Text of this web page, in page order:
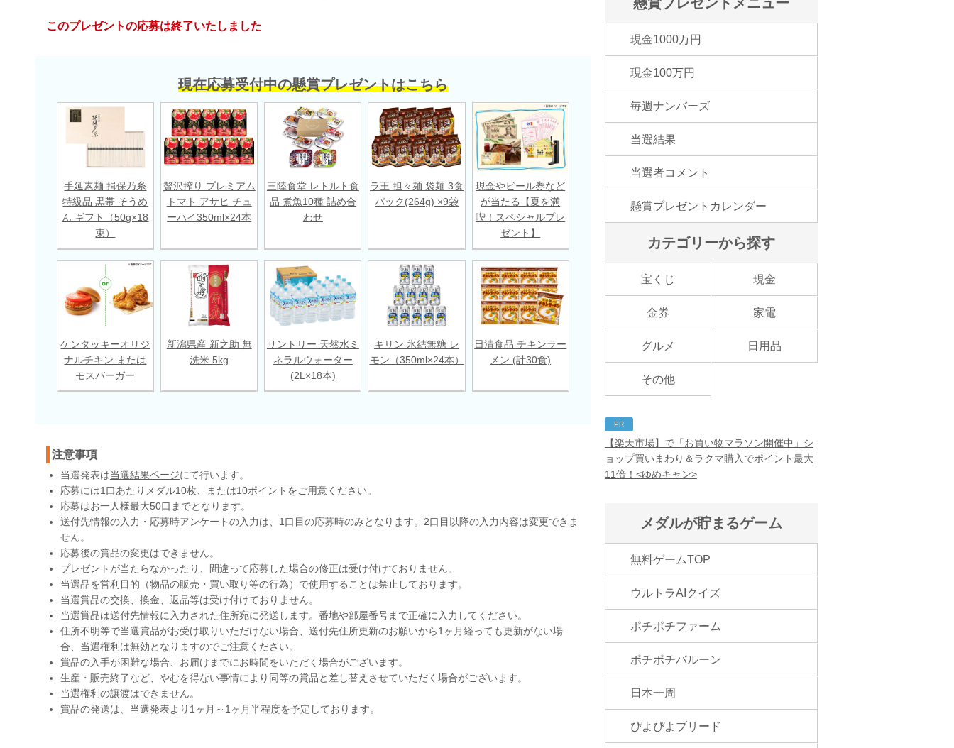
このプレゼントの応募は終了いたしました
現在応募受付中の懸賞プレゼントはこちら
手延素麺 揖保乃糸
特級品 黒帯 そうめ
ん ギフト（50g×18
束）
贅沢搾り プレミアム
トマト アサヒ チュ
ーハイ350ml×24本
三陸食堂 レトルト食
品 煮魚10種 詰め合
わせ
ラ王 担々麺 袋麺 3食
パック(264g) ×9袋
現金やビール券など
が当たる【夏を満
喫！スペシャルプレ
ゼント】
ケンタッキーオリジ
ナルチキン または
モスバーガー
新潟県産 新之助 無
洗米 5kg
サントリー 天然水ミ
ネラルウォーター
(2L×18本)
キリン 氷結無糖 レ
モン（350ml×24本）
日清食品 チキンラー
メン (計30食)
注意事項
当選発表は当選結果ページにて行います。
応募には1口あたりメダル10枚、または10ポイントをご用意ください。
応募はお一人様最大50口までとなります。
送付先情報の入力・応募時アンケートの入力は、1口目の応募時のみとなります。2口目以降の入力内容は変更できま
せん。
応募後の賞品の変更はできません。
プレゼントが当たらなかったり、間違って応募した場合の修正は受け付けておりません。
当選品を営利目的（物品の販売・買い取り等の行為）で使用することは禁止しております。
当選賞品の交換、換金、返品等は受け付けておりません。
当選賞品は送付先情報に入力された住所宛に発送します。番地や部屋番号まで正確に入力してください。
住所不明等で当選賞品がお受け取りいただけない場合、送付先住所更新のお願いから1ヶ月経っても更新がない場
合、当選権利は無効となりますのでご注意ください。
賞品の入手が困難な場合、お届けまでにお時間をいただく場合がございます。
生産・販売終了など、やむを得ない事情により同等の賞品と差し替えさせていただく場合がございます。
当選権利の譲渡はできません。
賞品の発送は、当選発表より1ヶ月～1ヶ月半程度を予定しております。
現金1000万円
現金100万円
毎週ナンバーズ
当選結果
当選者コメント
懸賞プレゼントカレンダー
カテゴリーから探す
宝くじ 現金
金券 家電
グルメ 日用品
その他
PR
【楽天市場】で「お買い物マラソン開催中」シ
ョップ買いまわり＆ラクマ購入でポイント最大
11倍！<ゆめキャン>
メダルが貯まるゲーム
無料ゲームTOP
ウルトラAIクイズ
ポチポチファーム
ポチポチバルーン
日本一周
ぴよぴよブリード